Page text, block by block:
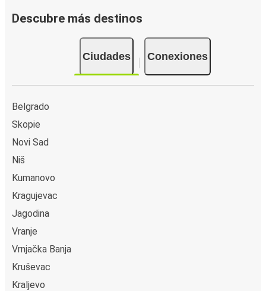
Descubre más destinos
Ciudades Conexiones
Belgrado
Skopie
Novi Sad
Niš
Kumanovo
Kragujevac
Jagodina
Vranje
Vrnjačka Banja
Kruševac
Kraljevo